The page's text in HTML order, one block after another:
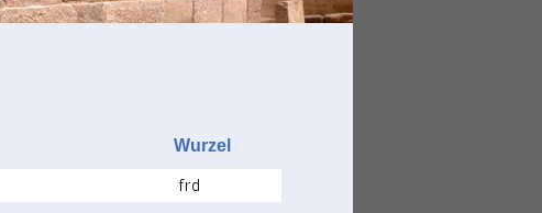
Wurzel
frd